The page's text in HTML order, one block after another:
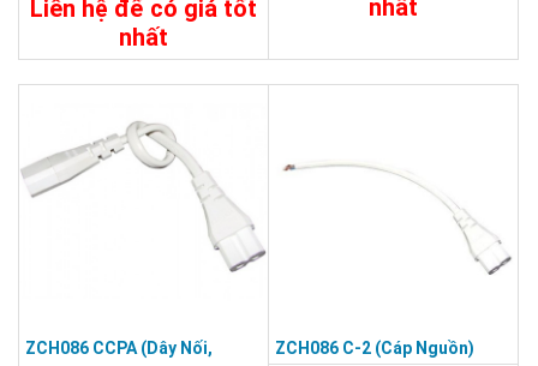
Liên hệ để có giá tốt
nhất
195.000đ
nhất
ZCH086 CCPA (dây Nối,
ZCH086 C-2 (cáp Nguồn)